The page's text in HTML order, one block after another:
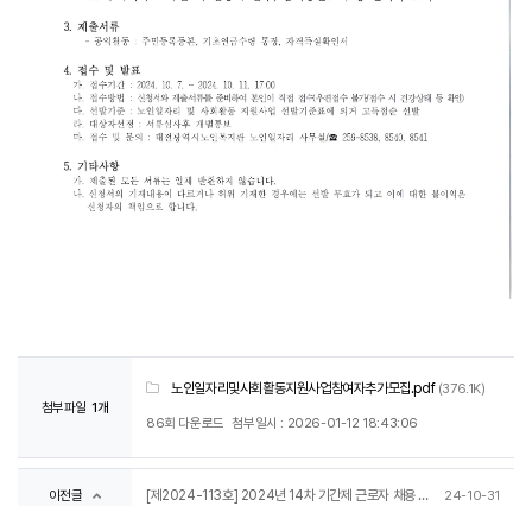
첨부파일 1개
노인일자리및사회활동지원사업참여자추가모집.pdf (376.1K)
86회 다운로드 첨부일시 : 2026-01-12 18:43:06
이전글 [제2024-113호] 2024년 14차 기간제 근로자 채용 공고 24-10-31